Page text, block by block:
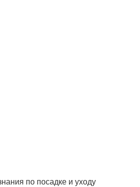
по посадке и уходу